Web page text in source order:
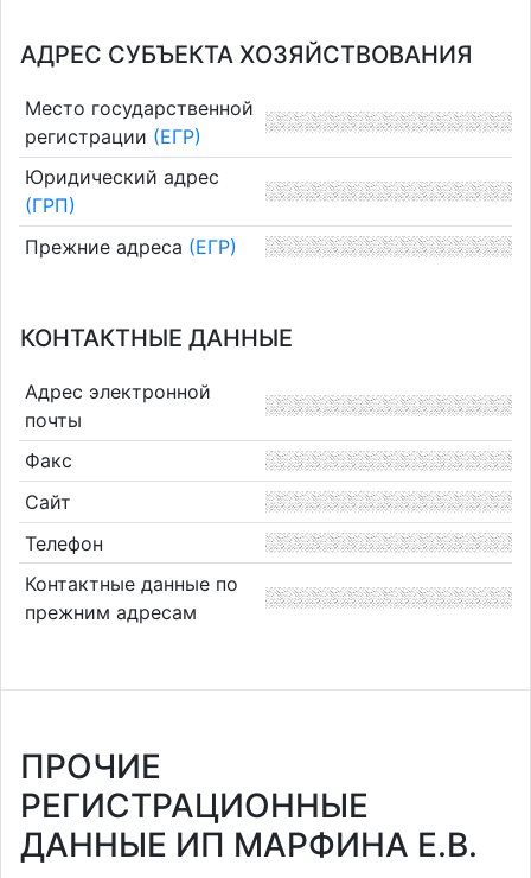
АДРЕС СУБЪЕКТА ХОЗЯЙСТВОВАНИЯ
Место государственной
регистрации (ЕГР)
Юридический адрес
(ГРП)
Прежние адреса (ЕГР)
КОНТАКТНЫЕ ДАННЫЕ
Адрес электронной
почты
Факс
Сайт
Телефон
Контактные данные по
прежним адресам
ПРОЧИЕ
РЕГИСТРАЦИОННЫЕ
ДАННЫЕ ИП МАРФИНА Е.В.